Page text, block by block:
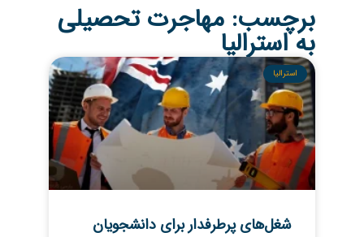
برچسب: مهاجرت تحصیلی
به استرالیا
استرالیا
شغل‌های پرطرفدار برای دانشجویان